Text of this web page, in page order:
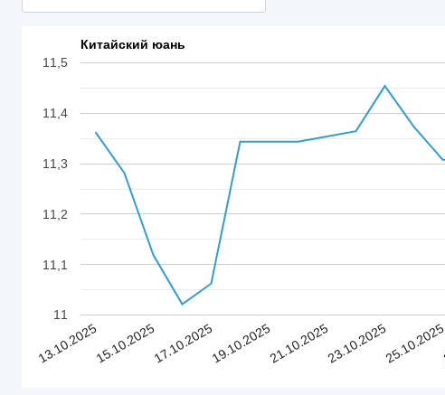
Китайский юань
13.10.202515.10.202517.10.202519.10.202521.10.202523.10.2025
11
11,1
11,2
11,3
11,4
11,5